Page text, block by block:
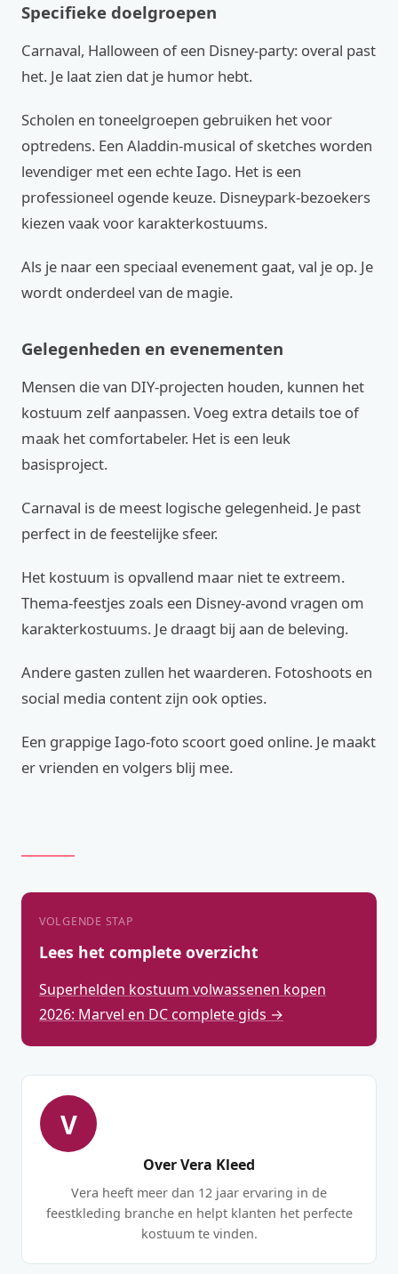
Specifieke doelgroepen
Carnaval, Halloween of een Disney-party: overal past
het. Je laat zien dat je humor hebt.
Scholen en toneelgroepen gebruiken het voor
optredens. Een Aladdin-musical of sketches worden
levendiger met een echte Iago. Het is een
professioneel ogende keuze. Disneypark-bezoekers
kiezen vaak voor karakterkostuums.
Als je naar een speciaal evenement gaat, val je op. Je
wordt onderdeel van de magie.
Gelegenheden en evenementen
Mensen die van DIY-projecten houden, kunnen het
kostuum zelf aanpassen. Voeg extra details toe of
maak het comfortabeler. Het is een leuk
basisproject.
Carnaval is de meest logische gelegenheid. Je past
perfect in de feestelijke sfeer.
Het kostuum is opvallend maar niet te extreem.
Thema-feestjes zoals een Disney-avond vragen om
karakterkostuums. Je draagt bij aan de beleving.
Andere gasten zullen het waarderen. Fotoshoots en
social media content zijn ook opties.
Een grappige Iago-foto scoort goed online. Je maakt
er vrienden en volgers blij mee.
VOLGENDE STAP
Lees het complete overzicht
Superhelden kostuum volwassenen kopen
2026: Marvel en DC complete gids →
V
Over Vera Kleed
Vera heeft meer dan 12 jaar ervaring in de
feestkleding branche en helpt klanten het perfecte
kostuum te vinden.